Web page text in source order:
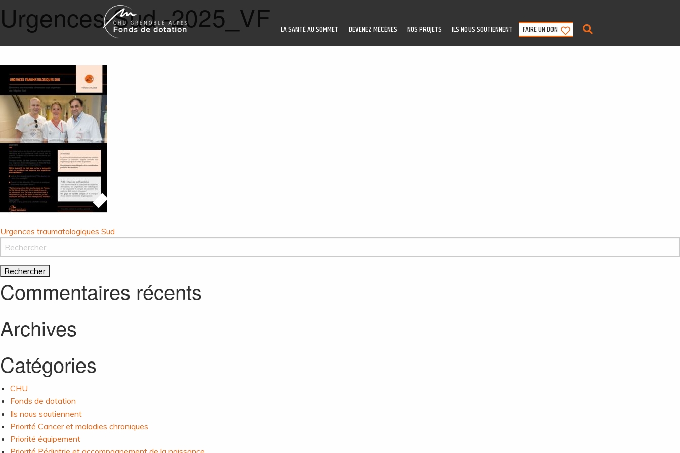
LA SANTÉ AU SOMMET DEVENEZ MÉCÈNES NOS PROJETS ILS NOUS SOUTIENNENT FAIRE UN DON
Urgences-Sud -2025_VF
Navigation
de
l’article
Urgences traumatologiques Sud
Rechercher :
Commentaires récents
Archives
Catégories
CHU
Fonds de dotation
Ils nous soutiennent
Priorité Cancer et maladies chroniques
Priorité équipement